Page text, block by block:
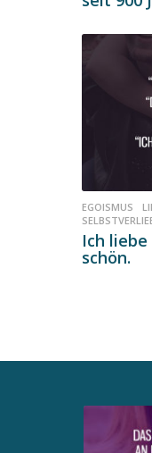
EGOISMUS ,
Ich liebe
schön.